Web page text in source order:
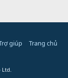
giúp Trang chủ
Ltd.